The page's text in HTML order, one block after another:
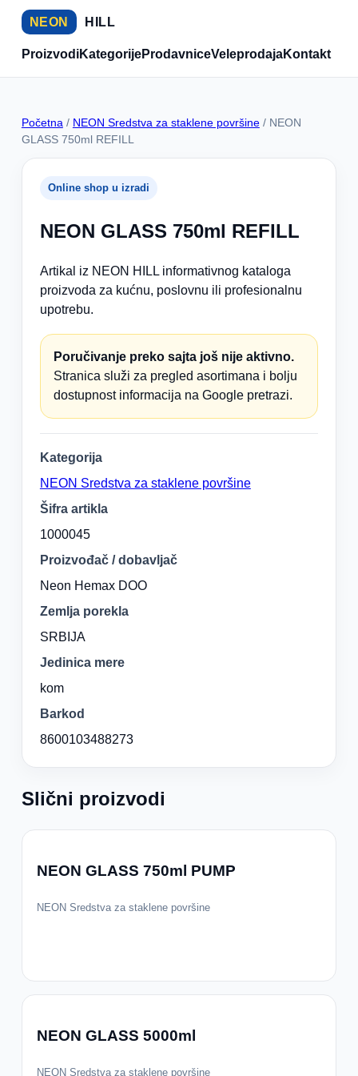
NEON HILL
ProizvodiKategorijeProdavniceVeleprodajaKontakt
Početna / NEON Sredstva za staklene površine/ NEON
GLASS 750ml REFILL
Online shop u izradi
NEON GLASS 750ml REFILL
Artikal iz NEON HILL informativnog kataloga
proizvoda za kućnu, poslovnu ili profesionalnu
upotrebu.
Poručivanje preko sajta još nije aktivno.
Stranica služi za pregled asortimana i bolju
dostupnost informacija na Google pretrazi.
Kategorija
NEON Sredstva za staklene površine
Šifra artikla
1000045
Proizvođač / dobavljač
Neon Hemax DOO
Zemlja porekla
SRBIJA
Jedinica mere
kom
Barkod
8600103488273
Slični proizvodi
NEON GLASS 750ml PUMP
NEON Sredstva za staklene površine
NEON GLASS 5000ml
NEON Sredstva za staklene površine